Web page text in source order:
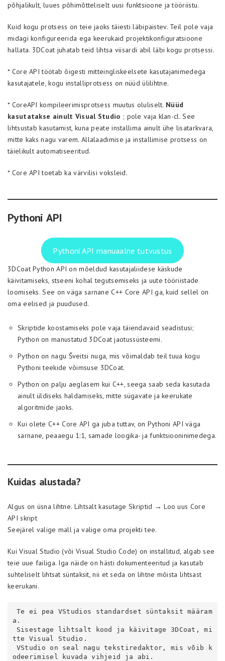
põhjalikult, luues põhimõtteliselt uusi funktsioone ja tööriistu.
Kuid kogu protsess on teie jaoks täiesti läbipaistev. Teil pole vaja
midagi konfigureerida ega keerukaid projektikonfiguratsioone
hallata. 3DCoat juhatab teid lihtsa viisardi abil läbi kogu protsessi.
* Core API töötab õigesti mitteingliskeelsete kasutajanimedega
kasutajatele, kogu installiprotsess on nüüd ülilihtne.
* CoreAPI kompileerimisprotsess muutus oluliselt. Nüüd
kasutatakse ainult Visual Studio ; pole vaja klan-cl. See
lihtsustab kasutamist, kuna peate installima ainult ühe lisatarkvara,
mitte kaks nagu varem. Allalaadimise ja installimise protsess on
täielikult automatiseeritud.
* Core API toetab ka värvilisi voksleid.
Pythoni API
Pythoni API manuaalne tutvustus
3DCoat Python API on mõeldud kasutajaliidese käskude
käivitamiseks, stseeni kohal tegutsemiseks ja uute tööriistade
loomiseks. See on väga sarnane C++ Core API ga, kuid sellel on
oma eelised ja puudused.
Skriptide koostamiseks pole vaja täiendavaid seadistusi;
Python on manustatud 3DCoat jaotussüsteemi.
Python on nagu Šveitsi nuga, mis võimaldab teil tuua kogu
Pythoni teekide võimsuse 3DCoat.
Python on palju aeglasem kui C++, seega saab seda kasutada
ainult üldiseks haldamiseks, mitte sügavate ja keerukate
algoritmide jaoks.
Kui olete C++ Core API ga juba tuttav, on Pythoni API väga
sarnane, peaaegu 1:1, samade loogika- ja funktsiooninimedega.
Kuidas alustada?
Algus on üsna lihtne. Lihtsalt kasutage Skriptid → Loo uus Core
API skript
Seejärel valige mall ja valige oma projekti tee.
Kui Visual Studio (või Visual Studio Code) on installitud, algab see
teie uue failiga. Iga näide on hästi dokumenteeritud ja kasutab
suhteliselt lihtsat süntaksit, nii et seda on lihtne mõista lihtsast
keerukani.
a.
tte Visual Studio.
odeerimisel kuvada vihjeid ja abi.